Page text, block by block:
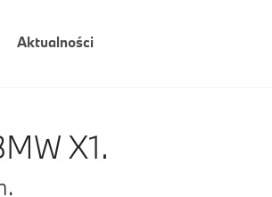
Aktualności
X1.